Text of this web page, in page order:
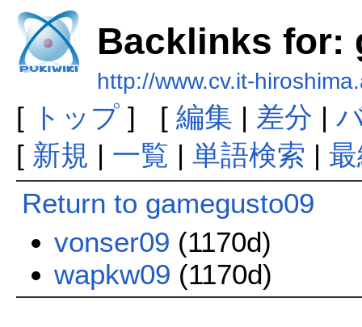
Backlinks for:
http://www.cv.it-
[ トップ] [ 編集 | 差分 |
[ 新規 | 一覧 | 単語検索 |
Return to gamegusto09
vonser09 (1170d)
wapkw09 (1170d)